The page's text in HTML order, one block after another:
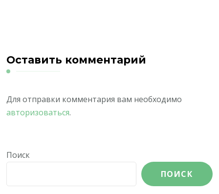
Оставить комментарий
Для отправки комментария вам необходимо
авторизоваться.
Поиск
ПОИСК